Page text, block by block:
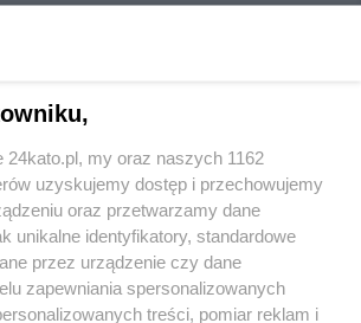
lokalnych
24kato.pl, my oraz naszych 1162
uzyskujemy dostęp i przechowujemy
oraz przetwarzamy dane
unikalne identyfikatory, standardowe
przez urządzenie czy dane
zapewniania spersonalizowanych
treści, pomiar reklam i